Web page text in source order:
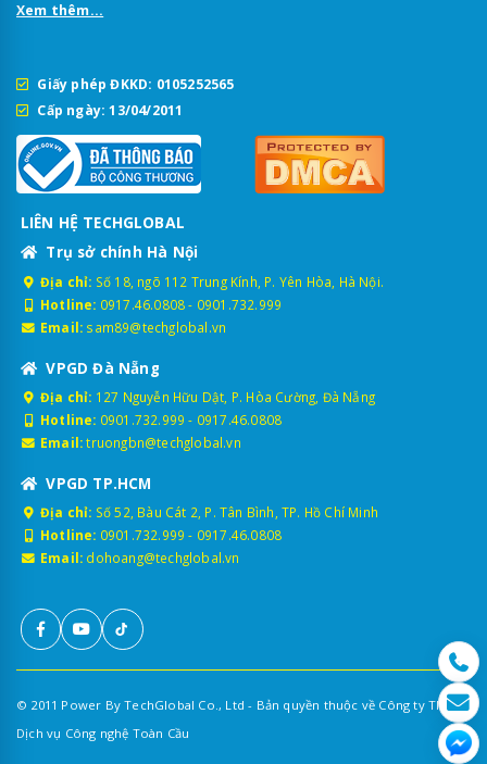
Xem thêm...
Giấy phép ĐKKD: 0105252565
Cấp ngày: 13/04/2011
LIÊN HỆ TECHGLOBAL
Trụ sở chính Hà Nội
Địa chỉ: Số 18, ngõ 112 Trung Kính, P. Yên Hòa, Hà Nội.
Hotline: 0917.46.0808- 0901.732.999
Email: sam89@techglobal.vn
VPGD Đà Nẵng
Địa chỉ: 127 Nguyễn Hữu Dật, P. Hòa Cường, Đà Nẵng
Hotline: 0901.732.999 - 0917.46.0808
Email: truongbn@techglobal.vn
VPGD TP.HCM
Địa chỉ: Số 52, Bàu Cát 2, P. Tân Bình, TP. Hồ Chí Minh
Hotline: 0901.732.999 - 0917.46.0808
Email: dohoang@techglobal.vn
© 2011 Power By TechGlobal Co., Ltd - Bản quyền thuộc về Công ty TNHH
Dịch vụ Công nghệ Toàn Cầu